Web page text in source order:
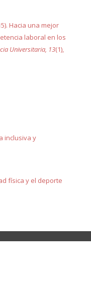
Hacia una mejor
laboral en los
Universitaria, 13(1),
inclusiva y
física y el deporte